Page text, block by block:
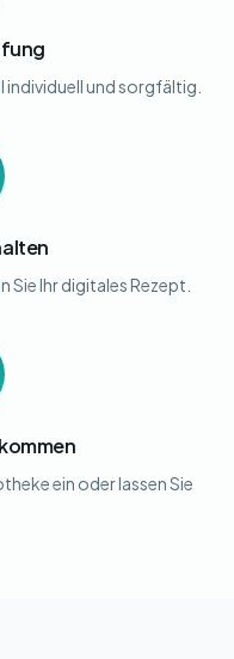
individuell und sorgfältig.
Sie Ihr digitales Rezept.
ein oder lassen Sie